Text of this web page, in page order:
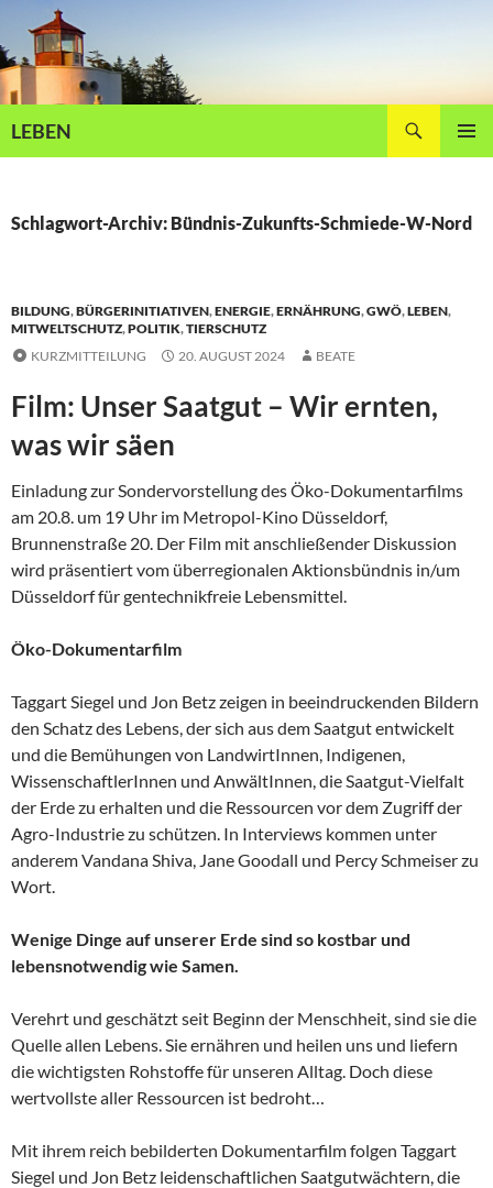
Inhalt
springen
LEBEN
Schlagwort-Archiv: Bündnis-Zukunfts-Schmiede-W-Nord
BILDUNG,BÜRGERINITIATIVEN,ENERGIE,ERNÄHRUNG,GWÖ,LEBEN,
MITWELTSCHUTZ,POLITIK,TIERSCHUTZ
KURZMITTEILUNG
20. AUGUST 2024 BEATE
Film: Unser Saatgut – Wir ernten,
was wir säen
Einladung zur Sondervorstellung des Öko-Dokumentarfilms
am 20.8. um 19 Uhr im Metropol-Kino Düsseldorf,
Brunnenstraße 20. Der Film mit anschließender Diskussion
wird präsentiert vom überregionalen Aktionsbündnis in/um
Düsseldorf für gentechnikfreie Lebensmittel.
Öko-Dokumentarfilm
Taggart Siegel und Jon Betz zeigen in beeindruckenden Bildern
den Schatz des Lebens, der sich aus dem Saatgut entwickelt
und die Bemühungen von LandwirtInnen, Indigenen,
WissenschaftlerInnen und AnwältInnen, die Saatgut-Vielfalt
der Erde zu erhalten und die Ressourcen vor dem Zugriff der
Agro-Industrie zu schützen. In Interviews kommen unter
anderem Vandana Shiva, Jane Goodall und Percy Schmeiser zu
Wort.
Wenige Dinge auf unserer Erde sind so kostbar und
lebensnotwendig wie Samen.
Verehrt und geschätzt seit Beginn der Menschheit, sind sie die
Quelle allen Lebens. Sie ernähren und heilen uns und liefern
die wichtigsten Rohstoffe für unseren Alltag. Doch diese
wertvollste aller Ressourcen ist bedroht…
Mit ihrem reich bebilderten Dokumentarfilm folgen Taggart
Siegel und Jon Betz leidenschaftlichen Saatgutwächtern, die